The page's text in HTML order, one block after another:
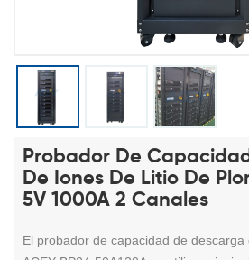
Probador De
De Iones De Litio De
5V 1000A 2 Canales
El probador de capacidad de